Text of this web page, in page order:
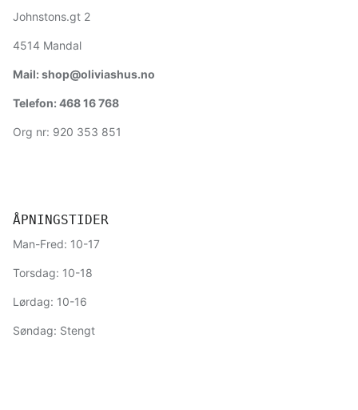
Johnstons.gt 2
4514 Mandal
Mail: shop@oliviashus.no
Telefon: 468 16 768
Org nr: 920 353 851
ÅPNINGSTIDER
Man-Fred: 10-17
Torsdag: 10-18
Lørdag: 10-16
Søndag: Stengt